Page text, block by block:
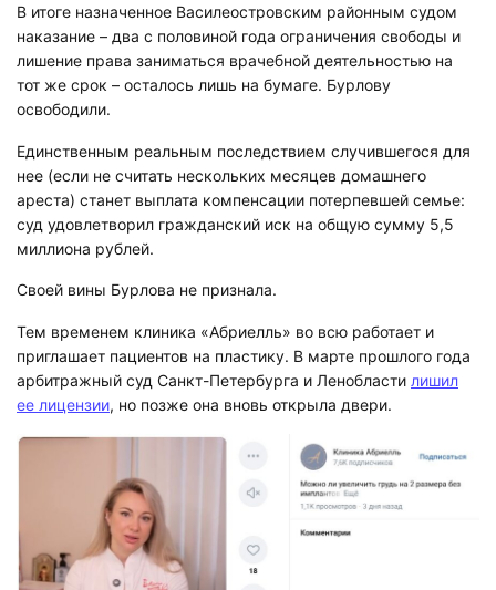
В итоге назначенное Василеостровским районным судом
наказание – два с половиной года ограничения свободы и
лишение права заниматься врачебной деятельностью на
тот же срок – осталось лишь на бумаге. Бурлову
освободили.
Единственным реальным последствием случившегося для
нее (если не считать нескольких месяцев домашнего
ареста) станет выплата компенсации потерпевшей семье:
суд удовлетворил гражданский иск на общую сумму 5,5
миллиона рублей.
Своей вины Бурлова не признала.
Тем временем клиника «Абриелль» во всю работает и
приглашает пациентов на пластику. В марте прошлого года
арбитражный суд Санкт-Петербурга и Ленобласти лишил
ее лицензии, но позже она вновь открыла двери.